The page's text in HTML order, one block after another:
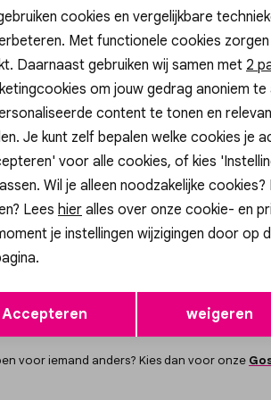
Pagina 1 2 3
sieraden. Bij Gossip vind je een uitgebreide
ringen enbedels
voor iemand anders? Kies dan voor onze
cookies
Analytische cookies
cookies en vergelijkbare
Met functionele cookies
Daarnaast gebruiken wij samen met 2
om jouw gedrag anoniem te
content te tonen en
Je kunt zelf bepalen welke cookies je
voor alle cookies, of kies
Wil je alleen noodzakelijke
Lees hier alles over onze cookie- en
je instellingen wijzigingen door op
Accepteren weigeren